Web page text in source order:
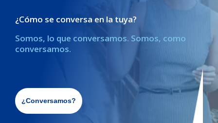
¿Cómo se conversa en la tuya?
Somos, lo que conversamos. Somos, como
conversamos.
¿Conversamos?